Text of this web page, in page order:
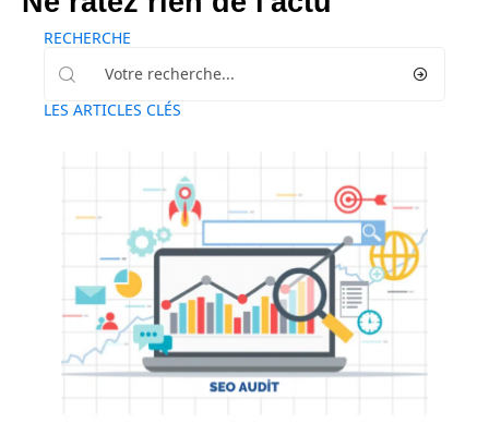
RECHERCHE
LES ARTICLES CLÉS